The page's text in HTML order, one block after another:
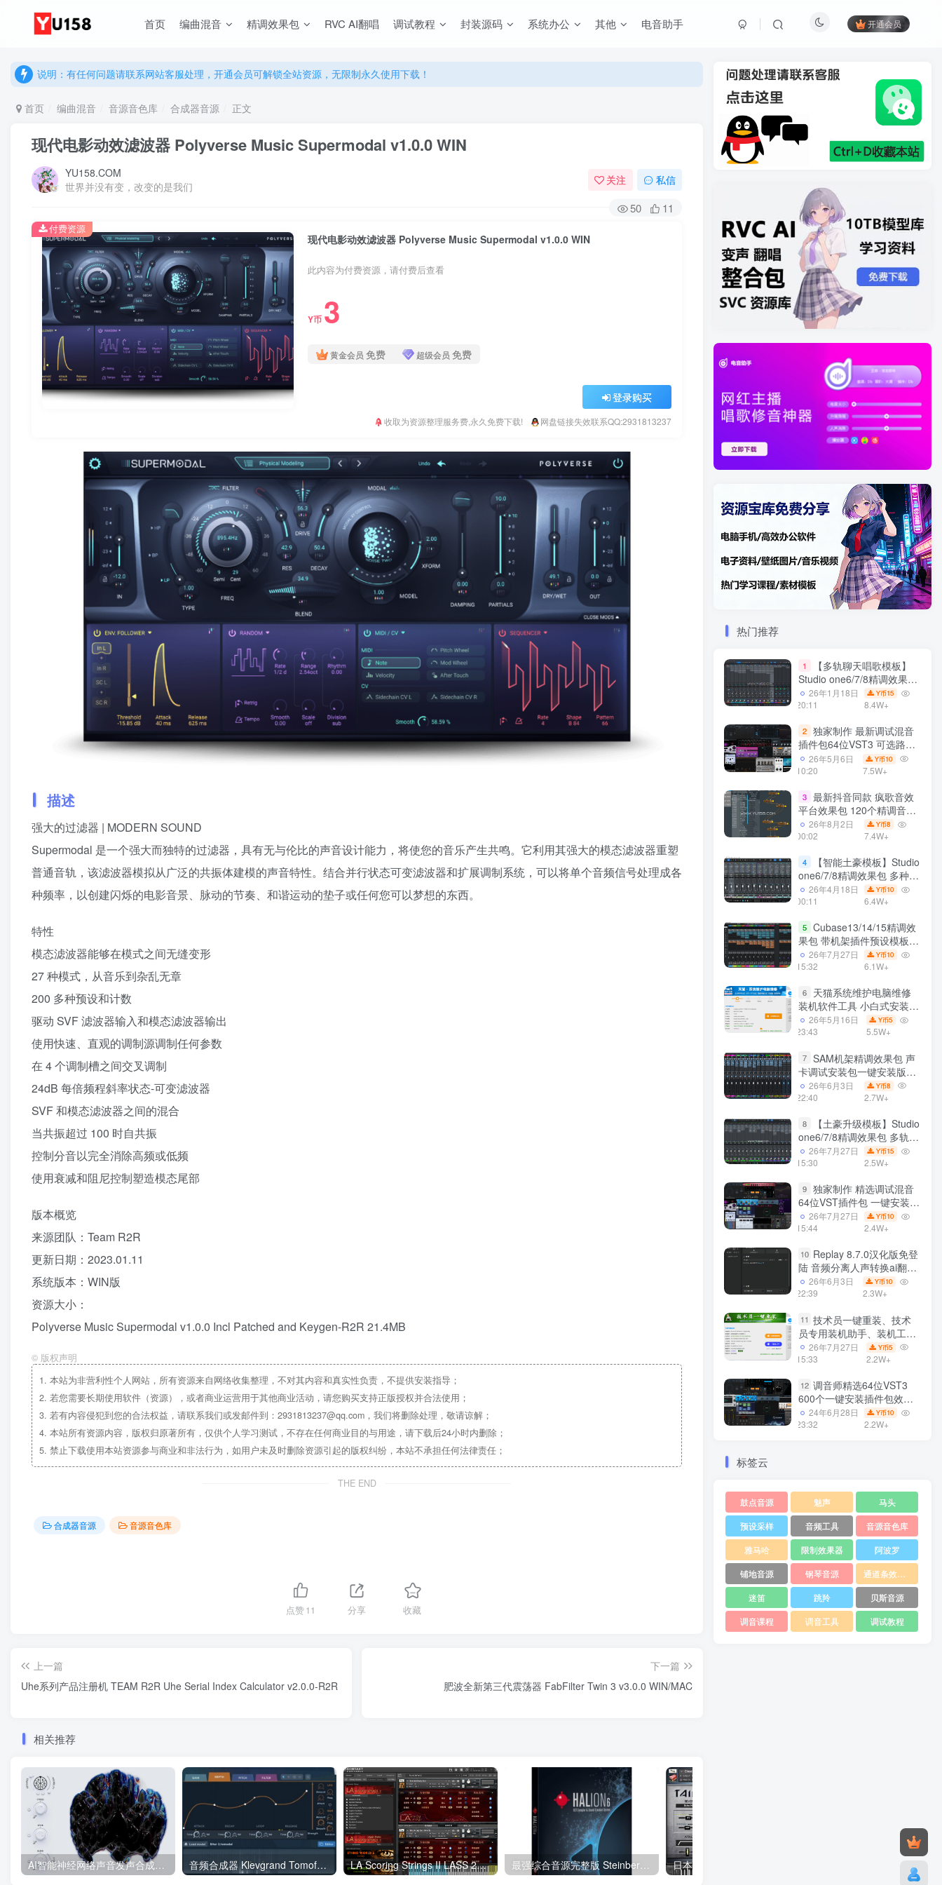
首页 编曲混音 精调效果包 RVC AI翻唱 调试教程 封装源码 系统办公 其他 电音助手 开通会员
说明：有任何问题请联系网站客服处理，开通会员可解锁全站资源，无限制永久使用下载！
说明：有任何问题请联系网站客服处理，开通会员可解锁全站资源，无限制永久使用下载！
首页
编曲混音 音源音色库 合成器音源 正文
现代电影动效滤波器 Polyverse Music Supermodal v1.0.0 WIN
YU158.COM
世界并没有变，改变的是我们
关注 私信
50 11
现代电影动效滤波器 Polyverse Music Supermodal v1.0.0 WIN
此内容为付费资源，请付费后查看
Y币 3
黄金会员 免费 超级会员 免费
登录购买
收取为资源整理服务费,永久免费下载! 网盘链接失效联系QQ:2931813237
付费资源
描述
强大的过滤器 | MODERN SOUND
Supermodal 是一个强大而独特的过滤器，具有无与伦比的声音设计能力，将使您的音乐产生共鸣。它利用其强大的模态滤波器重塑
普通音轨，该滤波器模拟从广泛的共振体建模的声音特性。结合并行状态可变滤波器和扩展调制系统，可以将单个音频信号处理成各
种频率，以创建闪烁的电影音景、脉动的节奏、和谐运动的垫子或任何您可以梦想的东西。
特性
模态滤波器能够在模式之间无缝变形
27 种模式，从音乐到杂乱无章
200 多种预设和计数
驱动 SVF 滤波器输入和模态滤波器输出
使用快速、直观的调制源调制任何参数
在 4 个调制槽之间交叉调制
24dB 每倍频程斜率状态-可变滤波器
SVF 和模态滤波器之间的混合
当共振超过 100 时自共振
控制分音以完全消除高频或低频
使用衰减和阻尼控制塑造模态尾部
版本概览
来源团队：Team R2R
更新日期：2023.01.11
系统版本：WIN版
资源大小：
Polyverse Music Supermodal v1.0.0 Incl Patched and Keygen-R2R 21.4MB
© 版权声明
1. 本站为非营利性个人网站，所有资源来自网络收集整理，不对其内容和真实性负责，不提供安装指导；
2. 若您需要长期使用软件（资源），或者商业运营用于其他商业活动，请您购买支持正版授权并合法使用；
3. 若有内容侵犯到您的合法权益，请联系我们或发邮件到：2931813237@qq.com，我们将删除处理，敬请谅解；
4. 本站所有资源内容，版权归原著所有，仅供个人学习测试，不存在任何商业目的与用途，请下载后24小时内删除；
5. 禁止下载使用本站资源参与商业和非法行为，如用户未及时删除资源引起的版权纠纷，本站不承担任何法律责任；
THE END
合成器音源 音源音色库
点赞11 分享 收藏
上一篇
Uhe系列产品注册机 TEAM R2R Uhe Serial Index Calculator v2.0.0-R2R
下一篇
肥波全新第三代震荡器 FabFilter Twin 3 v3.0.0 WIN/MAC
相关推荐
AI智能神经网络声音发声合成器 BEATSURFING RANDOM v1.1.3 macOS 音频合成器 Klevgrand Tomofon v1.0.0 WIN LA Scoring Strings II LASS 2代弦乐终极汉化版提琴软音源音色库 Windows/MacOS 康泰克音色 最强综合音源完整版 Steinberg HALion 6 v6.4.30 WIN/MOSX音色库
热门推荐
1
【多轨聊天唱歌模板】
Studio one6/7/8精调效果包
多种效果模式 声卡调试好直
播预设模板
26年1月18日
20:11
Y币15
8.4W+
2 独家制作 最新调试混音
插件包64位VST3 可选路径
一键安装550个效果器合集
v3.0 WiN 支持定制
26年5月6日
10:20
Y币10
7.5W+
3 最新抖音同款 疯歌音效
平台效果包 120个精调音效
包+软件自带170个音效
+600个插件 带安装教程全
26年8月2日
00:02
Y币8
7.4W+
4
【智能土豪模板】Studio
one6/7/8精调效果包 多种效
果模式可选 声卡调试好预设
带插件全套文件
26年4月18日
00:11
Y币10
6.4W+
5 Cubase13/14/15精调效
果包 带机架插件预设模板
声卡调试好效果工程文件
26年7月27日
15:32
Y币10
6.1W+
6
天猫系统维护电脑维修
装机软件工具 小白式安装
完全一键安装系统 电脑系统
装机软件 一键重装系统
26年5月16日
23:43
Y币5
5.5W+
7 SAM机架精调效果包 声
卡调试安装包一键安装版模
板 带插件预设效果文件
26年6月3日
22:40
Y币8
2.7W+
8
【土豪升级模板】Studio
one6/7/8精调效果包 多轨道
效果模式可选 声卡调试好预
设模板 带插件全套文件
26年7月27日
15:30
Y币15
2.5W+
9 独家制作 精选调试混音
64位VST插件包 一键安装
600个效果器合集v2.0 WiN
支持定制
26年7月27日
15:44
Y币10
2.4W+
10 Replay 8.7.0汉化版免登
陆 音频分离人声转换ai翻唱
支持50系显卡 一键安装
WiN
26年6月3日
22:39
Y币10
2.3W+
11 技术员一键重装、技术
员专用装机助手、装机工
具、电脑系统装机软件丶一
键安装系统
26年7月27日
15:33
Y币5
2.2W+
12 调音师精选64位VST3
600个一键安装插件包效果
器集合10G WiN
24年6月28日
23:32
Y币10
2.2W+
标签云
鼓点音源 魅声
马头
预设采样
音频工具
音源音色库
雅马哈
限制效果器
阿波罗
铺地音源
钢琴音源
通道条效果器
迷笛
跳羚
贝斯音源
调音课程
调音工具 调试教程